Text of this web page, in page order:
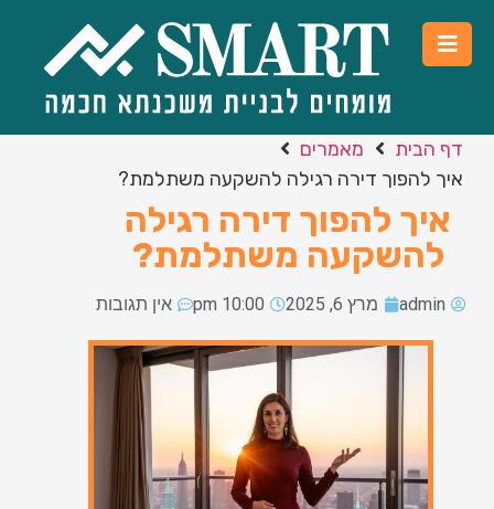
דף הבית
מאמרים
איך להפוך דירה רגילה להשקעה משתלמת?
איך להפוך דירה רגילה
להשקעה משתלמת?
admin מרץ 6, 2025 10:00 pm אין תגובות